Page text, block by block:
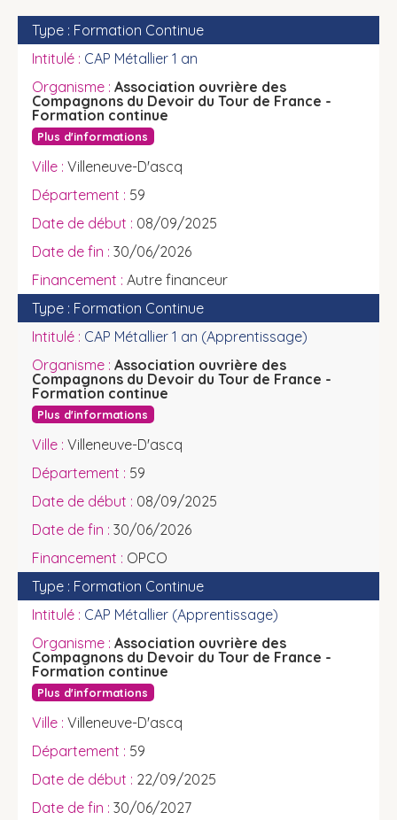
Formation Continue
CAP Métallier 1 an
Association ouvrière des
Compagnons du Devoir du Tour de France -
Formation continue
Plus d'informations
Villeneuve-D'ascq
59
08/09/2025
30/06/2026
Autre financeur
Formation Continue
CAP Métallier 1 an (Apprentissage)
Association ouvrière des
Compagnons du Devoir du Tour de France -
Formation continue
Plus d'informations
Villeneuve-D'ascq
59
08/09/2025
30/06/2026
OPCO
Formation Continue
CAP Métallier (Apprentissage)
Association ouvrière des
Compagnons du Devoir du Tour de France -
Formation continue
Plus d'informations
Villeneuve-D'ascq
59
22/09/2025
30/06/2027